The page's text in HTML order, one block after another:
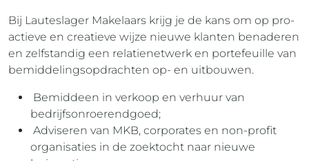
Bij Lauteslager Makelaars krijg je de kans om op pro-
actieve en creatieve wijze nieuwe klanten benaderen
en zelfstandig een relatienetwerk en portefeuille van
bemiddelingsopdrachten op- en uitbouwen.
Bemiddeen in verkoop en verhuur van
bedrijfsonroerendgoed;
Adviseren van MKB, corporates en non-profit
organisaties in de zoektocht naar nieuwe